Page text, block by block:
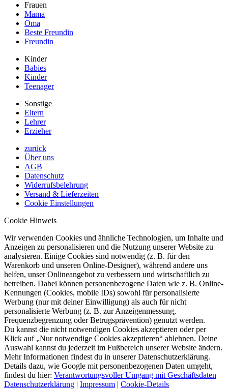
Frauen
Mama
Oma
Beste Freundin
Freundin
Kinder
Babies
Kinder
Teenager
Sonstige
Eltern
Lehrer
Erzieher
zurück
Über uns
AGB
Datenschutz
Widerrufsbelehrung
Versand & Lieferzeiten
Cookie Einstellungen
Cookie Hinweis
Wir verwenden Cookies und ähnliche Technologien, um Inhalte und
Anzeigen zu personalisieren und die Nutzung unserer Website zu
analysieren. Einige Cookies sind notwendig (z. B. für den
Warenkorb und unseren Online-Designer), während andere uns
helfen, unser Onlineangebot zu verbessern und wirtschaftlich zu
betreiben. Dabei können personenbezogene Daten wie z. B. Online-
Kennungen (Cookies, mobile IDs) sowohl für personalisierte
Werbung (nur mit deiner Einwilligung) als auch für nicht
personalisierte Werbung (z. B. zur Anzeigenmessung,
Frequenzbegrenzung oder Betrugsprävention) genutzt werden.
Du kannst die nicht notwendigen Cookies akzeptieren oder per
Klick auf „Nur notwendige Cookies akzeptieren“ ablehnen. Deine
Auswahl kannst du jederzeit im Fußbereich unserer Website ändern.
Mehr Informationen findest du in unserer Datenschutzerklärung.
Details dazu, wie Google mit personenbezogenen Daten umgeht,
findest du hier: Verantwortungsvoller Umgang mit Geschäftsdaten
Datenschutzerklärung | Impressum | Cookie-Details